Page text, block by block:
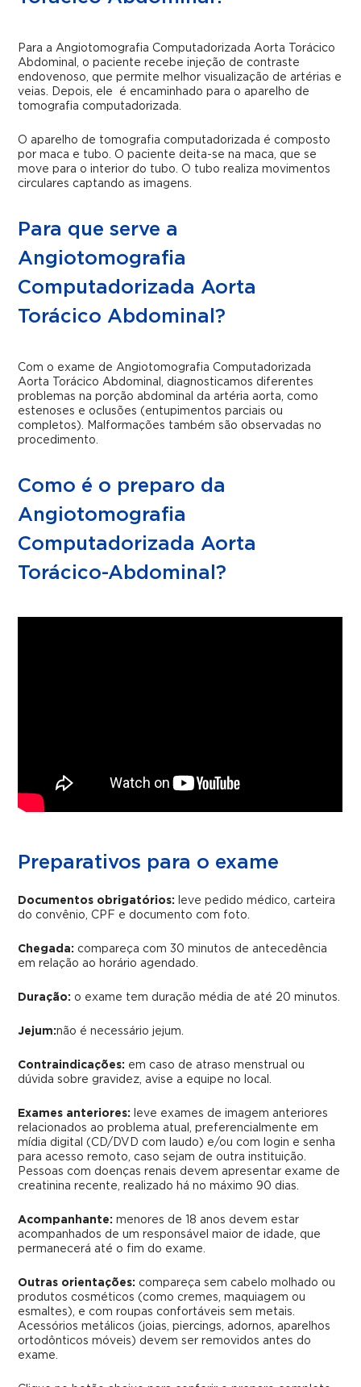
Para a Angiotomografia Computadorizada Aorta Torácico
Abdominal, o paciente recebe injeção de contraste
endovenoso, que permite melhor visualização de artérias e
veias. Depois, ele é encaminhado para o aparelho de
tomografia computadorizada.
O aparelho de tomografia computadorizada é composto
por maca e tubo. O paciente deita-se na maca, que se
move para o interior do tubo. O tubo realiza movimentos
circulares captando as imagens.
Para que serve a
Angiotomografia
Computadorizada Aorta
Torácico Abdominal?
Com o exame de Angiotomografia Computadorizada
Aorta Torácico Abdominal, diagnosticamos diferentes
problemas na porção abdominal da artéria aorta, como
estenoses e oclusões (entupimentos parciais ou
completos). Malformações também são observadas no
procedimento.
Como é o preparo da
Angiotomografia
Computadorizada Aorta
Torácico-Abdominal?
Preparativos para o exame
Documentos obrigatórios:
leve pedido médico, carteira
do convênio, CPF e documento com foto.
Chegada: compareça com 30 minutos de antecedência
em relação ao horário agendado.
Duração: o exame tem duração média de até 20 minutos.
Jejum:não é necessário jejum.
Contraindicações: em caso de atraso menstrual ou
dúvida sobre gravidez, avise a equipe no local.
Exames anteriores:
leve exames de imagem anteriores
relacionados ao problema atual, preferencialmente em
mídia digital (CD/DVD com laudo) e/ou com login e senha
para acesso remoto, caso sejam de outra instituição.
Pessoas com doenças renais devem apresentar exame de
creatinina recente, realizado há no máximo 90 dias.
Acompanhante: menores de 18 anos devem estar
acompanhados de um responsável maior de idade, que
permanecerá até o fim do exame.
Outras orientações: compareça sem cabelo molhado ou
produtos cosméticos (como cremes, maquiagem ou
esmaltes), e com roupas confortáveis sem metais.
Acessórios metálicos (joias, piercings, adornos, aparelhos
ortodônticos móveis) devem ser removidos antes do
exame.